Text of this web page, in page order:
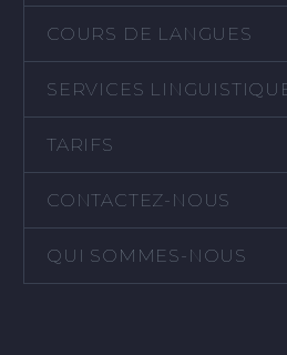
COURS DE LANGUES
SERVICES
TARIFS
CONTACTEZ-NOUS
QUI SOMMES-NOUS